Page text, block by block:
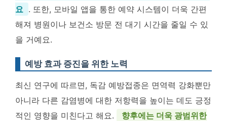
요 . 또한, 모바일 앱을 통한 예약 시스템이 더욱 간편
해져 병원이나 보건소 방문 전 대기 시간을 줄일 수 있
을 거예요.
예방 효과 증진을 위한 노력
최신 연구에 따르면, 독감 예방접종은 면역력 강화뿐만
아니라 다른 감염병에 대한 저항력을 높이는 데도 긍정
적인 영향을 미친다고 해요.
향후에는 더욱 광범위한